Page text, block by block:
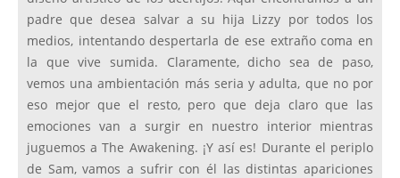
padre que desea salvar a su hija Lizzy por todos los
medios, intentando despertarla de ese extraño coma en
la que vive sumida. Claramente, dicho sea de paso,
vemos una ambientación más seria y adulta, que no por
eso mejor que el resto, pero que deja claro que las
emociones van a surgir en nuestro interior mientras
juguemos a The Awakening. ¡Y así es! Durante el periplo
de Sam, vamos a sufrir con él las distintas apariciones